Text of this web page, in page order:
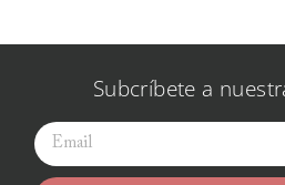
Subcríbete a